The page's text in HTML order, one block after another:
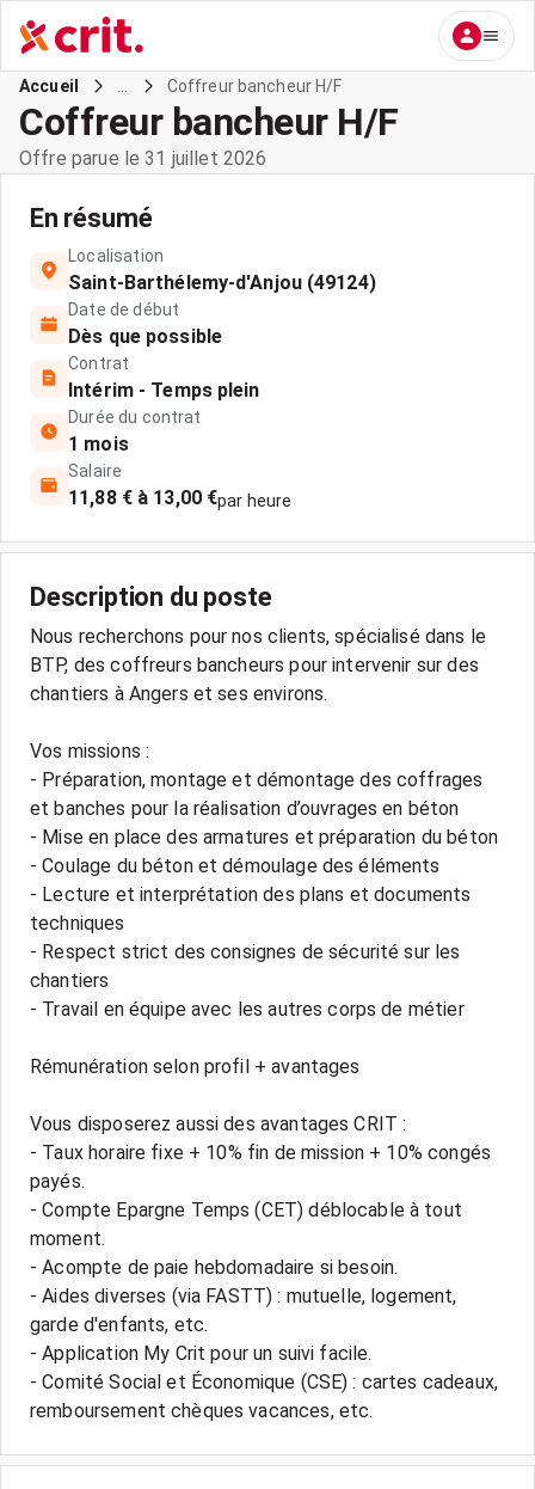
Accueil Coffreur bancheur H/F
Coffreur bancheur H/F
Offre parue le 31 juillet 2026
En résumé
Localisation
Saint-Barthélemy-d'Anjou (49124)
Date de début
Dès que possible
Contrat
Intérim - Temps plein
Durée du contrat
1 mois
Salaire
11,88 € à 13,00 €par heure
Description du poste
Nous recherchons pour nos clients, spécialisé dans le
BTP, des coffreurs bancheurs pour intervenir sur des
chantiers à Angers et ses environs.
Vos missions :
- Préparation, montage et démontage des coffrages
et banches pour la réalisation d’ouvrages en béton
- Mise en place des armatures et préparation du béton
- Coulage du béton et démoulage des éléments
- Lecture et interprétation des plans et documents
techniques
- Respect strict des consignes de sécurité sur les
chantiers
- Travail en équipe avec les autres corps de métier
Rémunération selon profil + avantages
Vous disposerez aussi des avantages CRIT :
- Taux horaire fixe + 10% fin de mission + 10% congés
payés.
- Compte Epargne Temps (CET) déblocable à tout
moment.
- Acompte de paie hebdomadaire si besoin.
- Aides diverses (via FASTT) : mutuelle, logement,
garde d'enfants, etc.
- Application My Crit pour un suivi facile.
- Comité Social et Économique (CSE) : cartes cadeaux,